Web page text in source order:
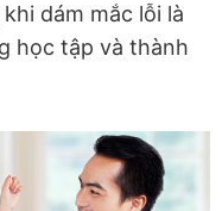
dám mắc lỗi là
học tập và thành